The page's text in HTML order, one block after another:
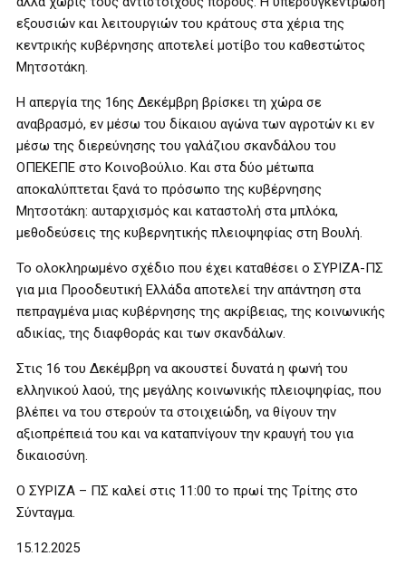
εξουσιών και λειτουργιών του κράτους στα χέρια της
κεντρικής κυβέρνησης αποτελεί μοτίβο του καθεστώτος
Μητσοτάκη.
Η απεργία της 16ης Δεκέμβρη βρίσκει τη χώρα σε
αναβρασμό, εν μέσω του δίκαιου αγώνα των αγροτών κι εν
μέσω της διερεύνησης του γαλάζιου σκανδάλου του
ΟΠΕΚΕΠΕ στο Κοινοβούλιο. Και στα δύο μέτωπα
αποκαλύπτεται ξανά το πρόσωπο της κυβέρνησης
Μητσοτάκη: αυταρχισμός και καταστολή στα μπλόκα,
μεθοδεύσεις της κυβερνητικής πλειοψηφίας στη Βουλή.
Το ολοκληρωμένο σχέδιο που έχει καταθέσει ο ΣΥΡΙΖΑ-ΠΣ
για μια Προοδευτική Ελλάδα αποτελεί την απάντηση στα
πεπραγμένα μιας κυβέρνησης της ακρίβειας, της κοινωνικής
αδικίας, της διαφθοράς και των σκανδάλων.
Στις 16 του Δεκέμβρη να ακουστεί δυνατά η φωνή του
ελληνικού λαού, της μεγάλης κοινωνικής πλειοψηφίας, που
βλέπει να του στερούν τα στοιχειώδη, να θίγουν την
αξιοπρέπειά του και να καταπνίγουν την κραυγή του για
δικαιοσύνη.
Ο ΣΥΡΙΖΑ – ΠΣ καλεί στις 11:00 το πρωί της Τρίτης στο
Σύνταγμα.
15.12.2025